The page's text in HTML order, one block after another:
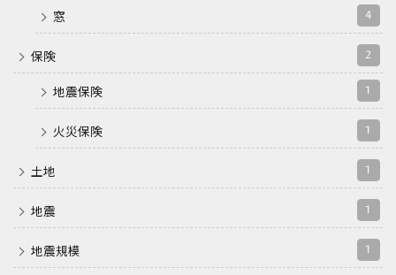
窓 4
保険 2
地震保険 1
火災保険 1
土地 1
地震 1
地震規模 1